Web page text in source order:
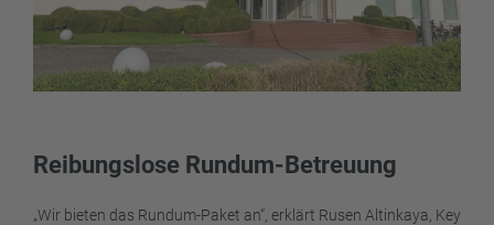
Reibungslose Rundum-Betreuung
„Wir bieten das Rundum-Paket an“, erklärt Rusen Altinkaya, Key